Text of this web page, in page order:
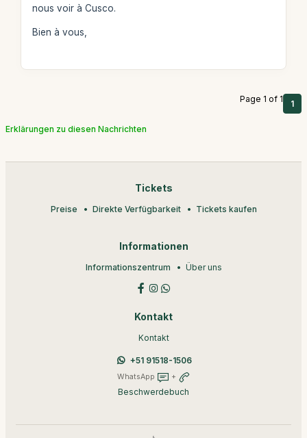
nous voir à Cusco.
Bien à vous,
Page 1 of 1 1
Erklärungen zu diesen Nachrichten
Tickets
Preise Direkte Verfügbarkeit Tickets kaufen
Informationen
Informationszentrum Über uns
Kontakt
Kontakt
+51 91518-1506
WhatsApp +
Beschwerdebuch